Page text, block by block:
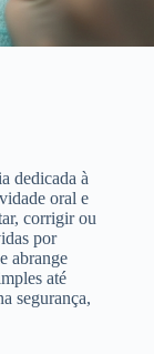
dedicada à
oral e
corrigir ou
por
abrange
até
segurança,